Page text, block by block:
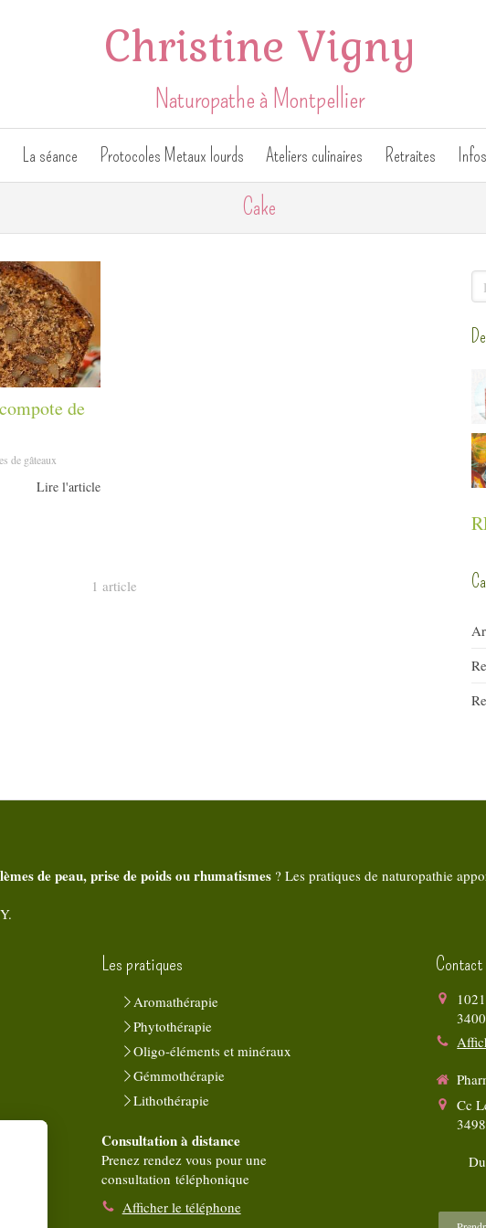
Christine Vigny
Naturopathe à Montpellier
La séance Protocoles Metaux lourds Ateliers culinaires Retraites
Cake
de
de gâteaux
Lire l'article
1 article
de peau, prise de poids ou rhumatismes ? Les pratiques de naturopathie
Les pratiques
Aromathérapie
Phytothérapie
Oligo-éléments et minéraux
Gémmothérapie
Lithothérapie
Consultation à distance
Prenez rendez vous pour une
consultation téléphonique
Afficher le téléphone
Contact
Cc